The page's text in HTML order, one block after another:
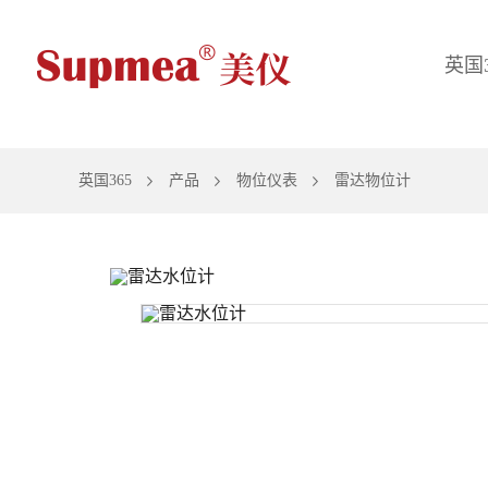
英国
英国365 产品 物位仪表 雷达物位计